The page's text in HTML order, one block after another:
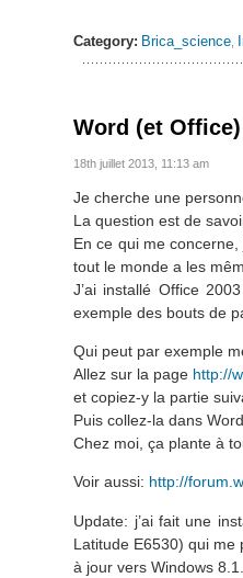
Category: Brica_science
Word (et
18th juillet 2013, 11:13 am
Je cherche une
La question est de
En ce qui me
tout le monde a les
J’ai installé Office
exemple des bouts de
Qui peut par exemple
Allez sur la page http://
et copiez-y la partie
Puis collez-la dans Word.
Chez moi, ça plante à
Voir aussi: http://
Update: j’ai fait une
Latitude E6530) qui me
à jour vers Windows